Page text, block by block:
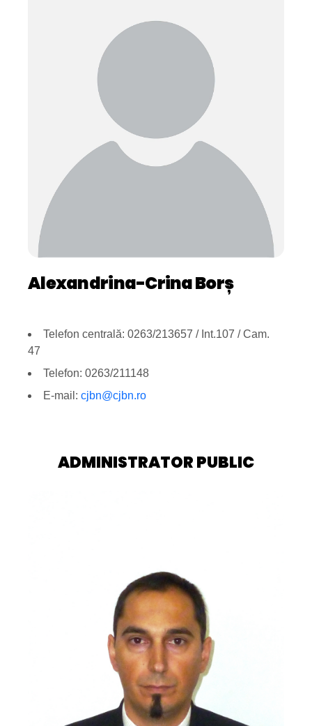
Alexandrina-Crina Borș
Telefon centrală: 0263/213657 / Int.107 / Cam.
47
Telefon: 0263/211148
E-mail: cjbn@cjbn.ro
ADMINISTRATOR PUBLIC